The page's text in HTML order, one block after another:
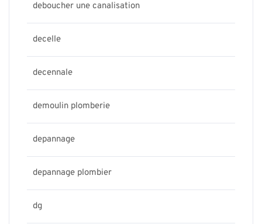
deboucher une canalisation
decelle
decennale
demoulin plomberie
depannage
depannage plombier
dg